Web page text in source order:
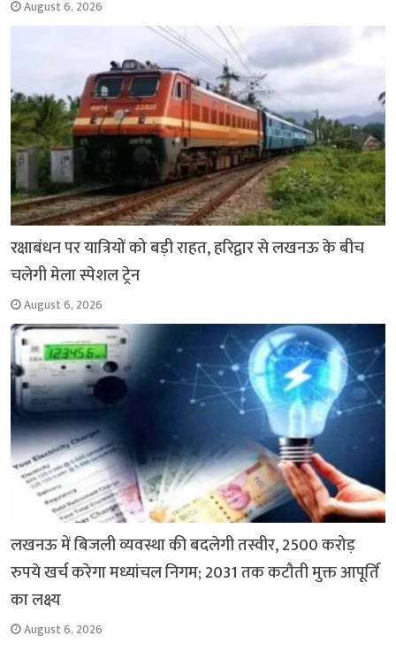
August 6, 2026
रक्षाबंधन पर यात्रियों को बड़ी राहत, हरिद्वार से लखनऊ के बीच
चलेगी मेला स्पेशल ट्रेन
August 6, 2026
लखनऊ में बिजली व्यवस्था की बदलेगी तस्वीर, 2500 करोड़
रुपये खर्च करेगा मध्यांचल निगम; 2031 तक कटौती मुक्त आपूर्ति
का लक्ष्य
August 6, 2026